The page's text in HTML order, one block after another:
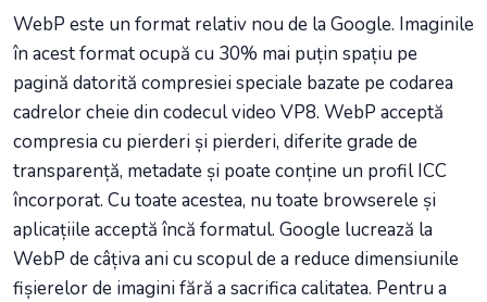
WebP este un format relativ nou de la Google. Imaginile
în acest format ocupă cu 30% mai puțin spațiu pe
pagină datorită compresiei speciale bazate pe codarea
cadrelor cheie din codecul video VP8. WebP acceptă
compresia cu pierderi și pierderi, diferite grade de
transparență, metadate și poate conține un profil ICC
încorporat. Cu toate acestea, nu toate browserele și
aplicațiile acceptă încă formatul. Google lucrează la
WebP de câțiva ani cu scopul de a reduce dimensiunile
fișierelor de imagini fără a sacrifica calitatea. Pentru a